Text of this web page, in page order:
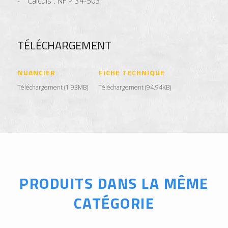
TÉLÉCHARGEMENT
NUANCIER
Téléchargement (1.93MB)
FICHE TECHNIQUE
Téléchargement (94.94KB)
PRODUITS DANS LA MÊME
CATÉGORIE